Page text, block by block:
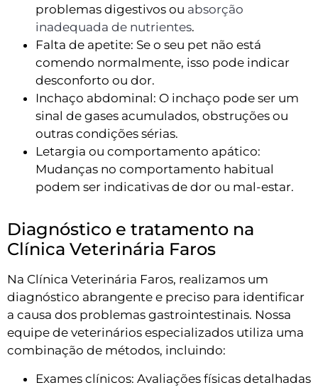
problemas digestivos ou absorção
inadequada de nutrientes.
Falta de apetite: Se o seu pet não está
comendo normalmente, isso pode indicar
desconforto ou dor.
Inchaço abdominal: O inchaço pode ser um
sinal de gases acumulados, obstruções ou
outras condições sérias.
Letargia ou comportamento apático:
Mudanças no comportamento habitual
podem ser indicativas de dor ou mal-estar.
Diagnóstico e tratamento na
Clínica Veterinária Faros
Na Clínica Veterinária Faros, realizamos um
diagnóstico abrangente e preciso para identificar
a causa dos problemas gastrointestinais. Nossa
equipe de veterinários especializados utiliza uma
combinação de métodos, incluindo:
Exames clínicos: Avaliações físicas detalhadas